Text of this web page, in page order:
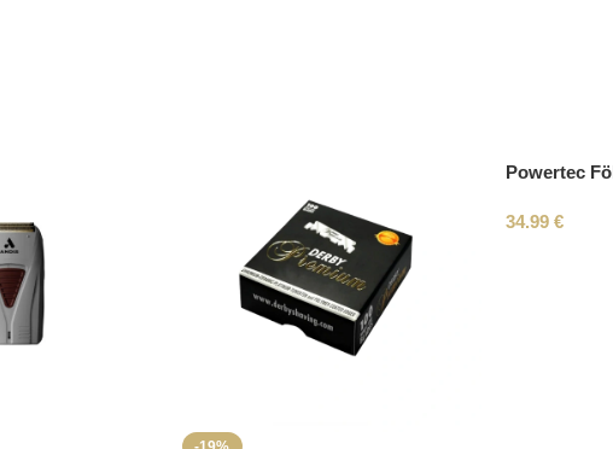
Powertec
34.99€